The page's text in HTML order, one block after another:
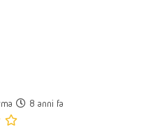
8 anni fa